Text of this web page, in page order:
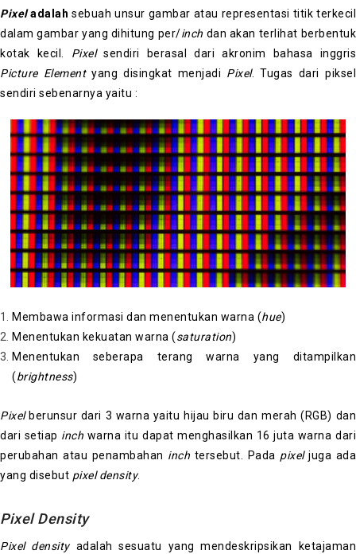
Pixeladalah sebuah unsur gambar atau representasi titik terkecil
dalam gambar yang dihitung per/inch dan akan terlihat berbentuk
kotak kecil. Pixelsendiri berasal dari akronim bahasa inggris
Picture Elementyang disingkat menjadi Pixel. Tugas dari piksel
sendiri sebenarnya yaitu :
Membawa informasi dan menentukan warna (hue)
Menentukan kekuatan warna (saturation)
Menentukan seberapa terang warna yang ditampilkan
(brightness)
Pixelberunsur dari 3 warna yaitu hijau biru dan merah (RGB) dan
dari setiap inch warna itu dapat menghasilkan 16 juta warna dari
perubahan atau penambahan inch tersebut. Pada pixeljuga ada
yang disebut pixel density.
Pixel Density
Pixel densityadalah sesuatu yang mendeskripsikan ketajaman